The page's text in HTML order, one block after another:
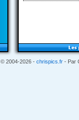
© 2004-2026 - chrispics.fr - Par